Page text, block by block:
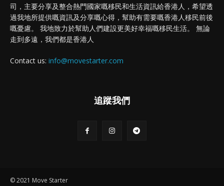
司，主要分享及整合熱門國家嘅移民和生活資訊給香港人，希望透
過我地所提供嘅資訊及分享嘅心得，幫助有需要嘅香港人移民前後
嘅憂慮。 我地致力於幫助人們建設更美好幸福嘅移民生活。 無論
走到多遠，我們都是香港人
Contact us: info@movestarter.com
追蹤我們
© 2021 Move Starter